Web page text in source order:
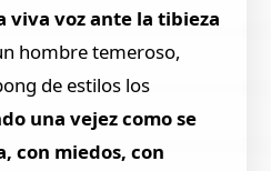
viva voz ante la tibieza
hombre temeroso,
de estilos los
una vejez como se
con miedos, con